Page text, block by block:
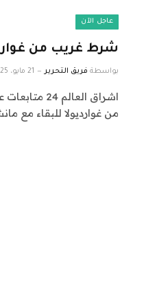
عاجل الآن
شرط غريب من
بواسطة فريق التحرير 21 مايو، 2025
من غوارديولا للبقاء مع